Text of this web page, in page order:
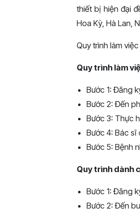
thiết bị hiện đại
Hoa Kỳ, Hà Lan,
Quy trình làm việc
Quy trình làm
Bước 1: Đăng
Bước 2: Đến
Bước 3: Thực
Bước 4: Bác sĩ
Bước 5: Bệnh
Quy trình dành
Bước 1: Đăng
Bước 2: Đến